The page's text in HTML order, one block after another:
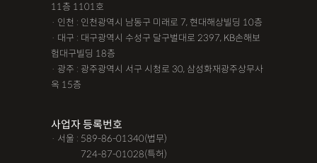
11층 1101호
· 인천 : 인천광역시 남동구 미래로 7, 현대해상빌딩 10층
· 대구 : 대구광역시 수성구 달구벌대로 2397, KB손해보
험대구빌딩 18층
· 광주 : 광주광역시 서구 시청로 30, 삼성화재광주상무사
옥 15층
사업자 등록번호
· 서울 : 589-86-01340(법무)
724-87-01028(특허)